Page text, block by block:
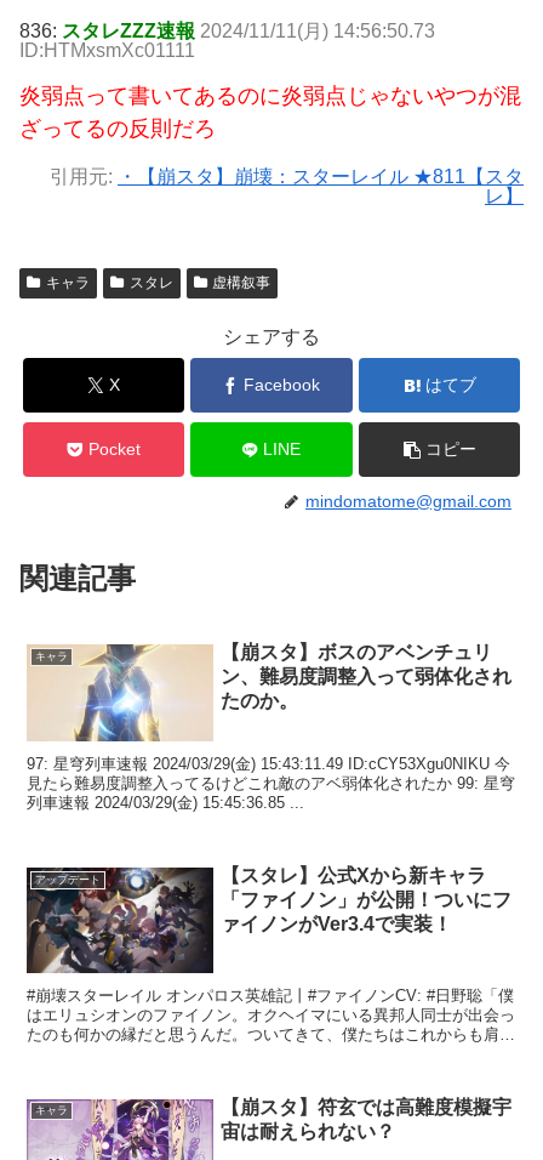
836: スタレZZZ速報 2024/11/11(月) 14:56:50.73
ID:HTMxsmXc01111
炎弱点って書いてあるのに炎弱点じゃないやつが混
ざってるの反則だろ
引用元:
・【崩スタ】崩壊：スターレイル ★811【スタ
レ】
キャラ スタレ 虚構叙事
シェアする
X Facebook はてブ
Pocket LINE コピー
mindomatome@gmail.com
関連記事
キャラ
【崩スタ】ボスのアベンチュリ
ン、難易度調整入って弱体化され
たのか。
97: 星穹列車速報 2024/03/29(金) 15:43:11.49 ID:cCY53Xgu0NIKU 今
見たら難易度調整入ってるけどこれ敵のアベ弱体化されたか 99: 星穹
列車速報 2024/03/29(金) 15:45:36.85 ...
アップデート
【スタレ】公式Xから新キャラ
「ファイノン」が公開！ついにフ
ァイノンがVer3.4で実装！
#崩壊スターレイル オンパロス英雄記丨#ファイノンCV: #日野聡「僕
はエリュシオンのファイノン。オクヘイマにいる異邦人同士が出会っ
たのも何かの縁だと思うんだ。ついてきて、僕たちはこれからも肩を
キャラ
【崩スタ】符玄では高難度模擬宇
宙は耐えられない？